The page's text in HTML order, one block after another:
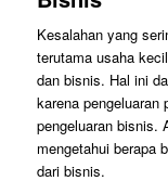
Kesalahan yang
terutama usaha
dan bisnis. Hal ini
karena pengeluaran
pengeluaran bisnis.
mengetahui berapa
dari bisnis.